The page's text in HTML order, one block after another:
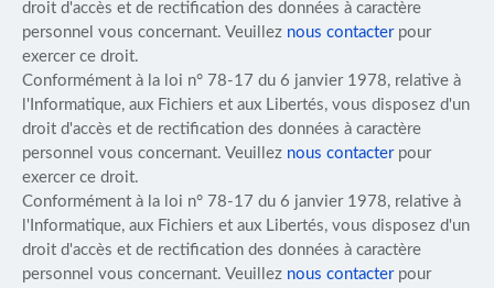
droit d'accès et de rectification des données à caractère
personnel vous concernant. Veuillez nous contacterpour
exercer ce droit.
Conformément à la loi n° 78-17 du 6 janvier 1978, relative à
l'Informatique, aux Fichiers et aux Libertés, vous disposez d'un
droit d'accès et de rectification des données à caractère
personnel vous concernant. Veuillez nous contacterpour
exercer ce droit.
Conformément à la loi n° 78-17 du 6 janvier 1978, relative à
l'Informatique, aux Fichiers et aux Libertés, vous disposez d'un
droit d'accès et de rectification des données à caractère
personnel vous concernant. Veuillez nous contacterpour